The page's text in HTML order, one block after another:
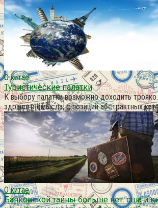
О китае
Туристические палатки
К выбору палатки возможно доходить
здравого смысла, с позиций абстрактных
О китае
Банковской тайны больше нет: сша и